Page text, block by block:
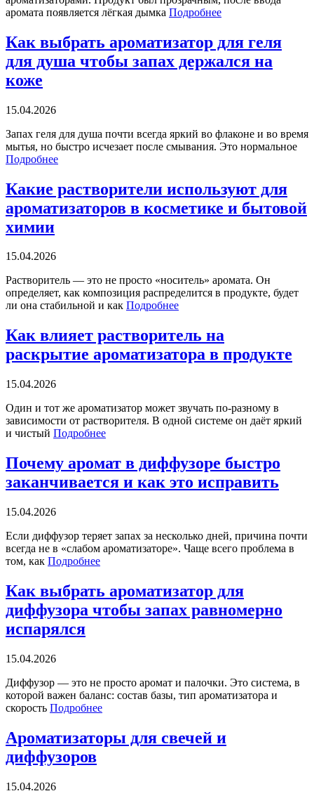
аромата появляется лёгкая дымка Подробнее
Как выбрать ароматизатор для геля
для душа чтобы запах держался на
коже
15.04.2026
Запах геля для душа почти всегда яркий во флаконе и во время
мытья, но быстро исчезает после смывания. Это нормальное
Подробнее
Какие растворители используют для
ароматизаторов в косметике и бытовой
химии
15.04.2026
Растворитель — это не просто «носитель» аромата. Он
определяет, как композиция распределится в продукте, будет
ли она стабильной и как Подробнее
Как влияет растворитель на
раскрытие ароматизатора в продукте
15.04.2026
Один и тот же ароматизатор может звучать по-разному в
зависимости от растворителя. В одной системе он даёт яркий
и чистый Подробнее
Почему аромат в диффузоре быстро
заканчивается и как это исправить
15.04.2026
Если диффузор теряет запах за несколько дней, причина почти
всегда не в «слабом ароматизаторе». Чаще всего проблема в
том, как Подробнее
Как выбрать ароматизатор для
диффузора чтобы запах равномерно
испарялся
15.04.2026
Диффузор — это не просто аромат и палочки. Это система, в
которой важен баланс: состав базы, тип ароматизатора и
скорость Подробнее
Ароматизаторы для свечей и
диффузоров
15.04.2026